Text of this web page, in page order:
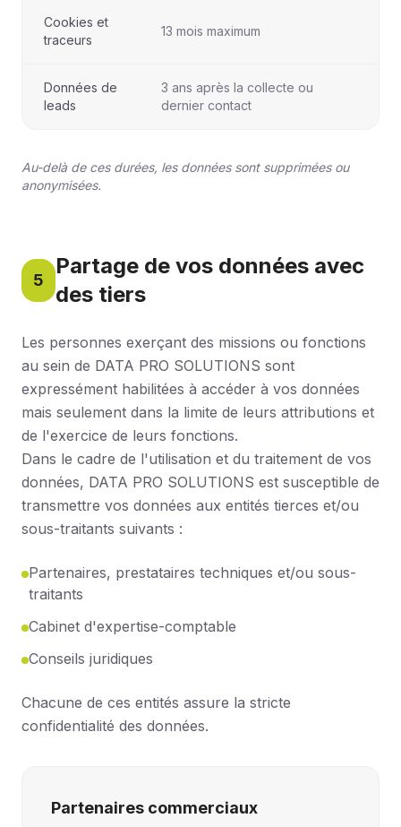
Cookies et
traceurs
13 mois maximum
Données de
leads
3 ans après la collecte ou
dernier contact
Au-delà de ces durées, les données sont supprimées ou
anonymisées.
5
Partage de vos données avec
des tiers
Les personnes exerçant des missions ou fonctions
au sein de DATA PRO SOLUTIONS sont
expressément habilitées à accéder à vos données
mais seulement dans la limite de leurs attributions et
de l'exercice de leurs fonctions.
Dans le cadre de l'utilisation et du traitement de vos
données, DATA PRO SOLUTIONS est susceptible de
transmettre vos données aux entités tierces et/ou
sous-traitants suivants :
Partenaires, prestataires techniques et/ou sous-
traitants
Cabinet d'expertise-comptable
Conseils juridiques
Chacune de ces entités assure la stricte
confidentialité des données.
Partenaires commerciaux